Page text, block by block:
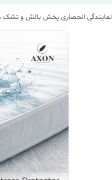
نمایندگی انحصاری پخش بالش و تشک